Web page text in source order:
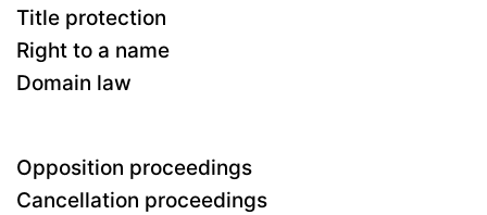
Title protection
Right to a name
Domain law
Opposition proceedings
Cancellation proceedings